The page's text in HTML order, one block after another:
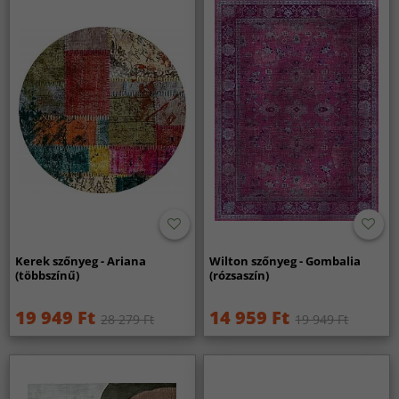
Kerek szőnyeg - Ariana
(többszínű)
19 949 Ft 28 279 Ft
Wilton szőnyeg - Gombalia
(rózsaszín)
14 959 Ft 19 949 Ft